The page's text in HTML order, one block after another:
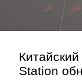
Station
Контакт»